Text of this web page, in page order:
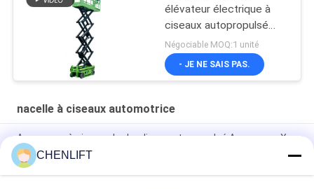
élévateur électrique à
ciseaux autopropulsé
avec CE
Négociable MOQ:1 unité
- JE NE SAIS PAS.
nacelle à ciseaux automotrice
Ascenseur à ciseaux hydraulique autopropulsé Ascenseur X
électrique 8 mètres 450 kg Capacité de charge
Plateforme élévatrice automotrice à ciseaux de 6 m de
CHENLIFT